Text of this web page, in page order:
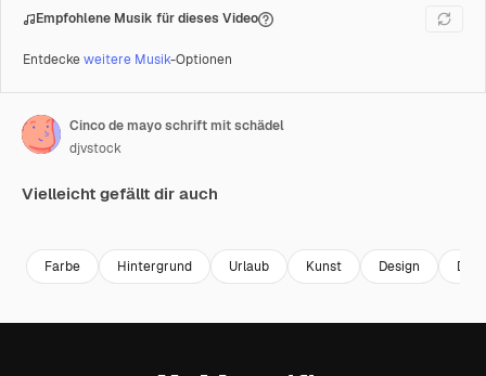
Empfohlene Musik für dieses Video
Entdeckeweitere Musik-Optionen
Cinco de mayo schrift mit schädel
djvstock
Vielleicht gefällt dir auch
Farbe Hintergrund Urlaub Kunst Design